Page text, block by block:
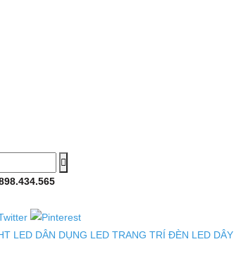
LED DÂN DỤNG LED TRANG TRÍ ĐÈN LED DÂY